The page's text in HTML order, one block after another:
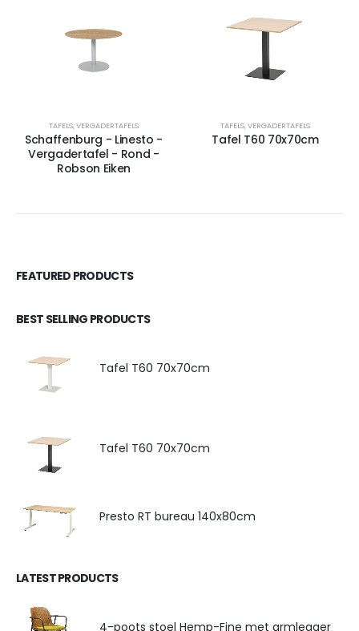
TAFELS,VERGADERTAFELS
Schaffenburg - Linesto -
Vergadertafel - Rond -
Robson Eiken
TAFELS,VERGADERTAFELS
Tafel T60 70x70cm
FEATURED PRODUCTS
BEST SELLING PRODUCTS
Tafel T60 70x70cm
Tafel T60 70x70cm
Presto RT bureau 140x80cm
LATEST PRODUCTS
4-poots stoel Hemp-Fine met armlegger